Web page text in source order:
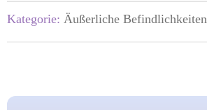
Kategorie: Äußerliche Befindlichkeiten